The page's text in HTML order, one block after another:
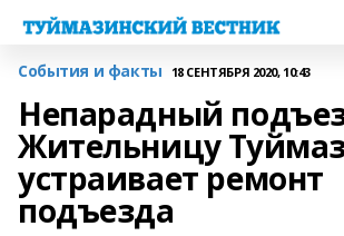
События и факты 18 СЕНТЯБРЯ 2020, 10:43
Непарадный
Жительницу
устраивает ремонт
подъезда